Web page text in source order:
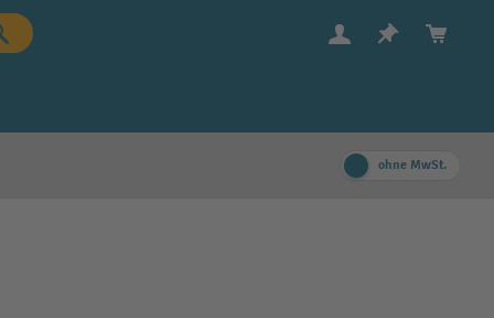
ohne MwSt.